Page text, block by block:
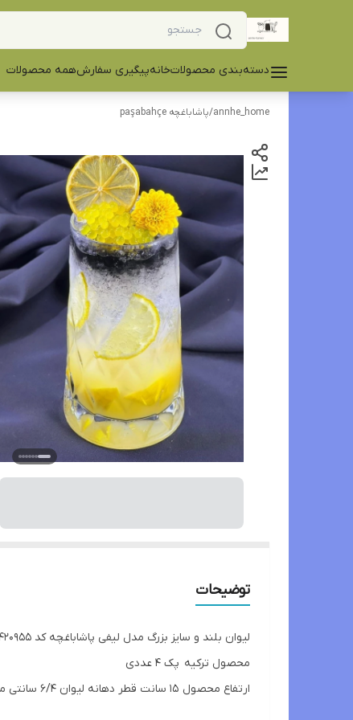
دسته‌بندی محصولاتخانهپیگیری سفارشهمه محصولات
annhe_home
/پاشاباغچه paşabahçe
توضیحات
لیوان بلند و سایز بزرگ مدل لیفی پاشاباغچه کد 420955
محصول ترکیه پک 4 عددی
ارتفاع محصول 15 سانت قطر دهانه لیوان 6/4 سانتی متر